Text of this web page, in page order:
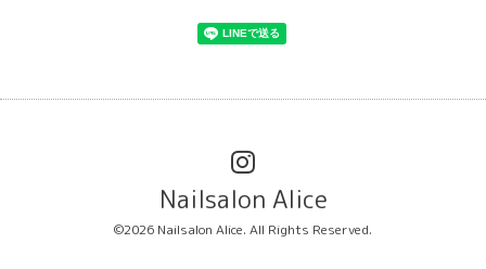
Nailsalon Alice
©2026 Nailsalon Alice. All Rights Reserved.